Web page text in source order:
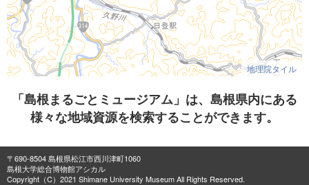
地理院タイル
「島根まるごとミュージアム」は、島根県内にある
様々な地域資源を検索することができます。
〒690-8504 島根県松江市西川津町1060
島根大学総合博物館アシカル
Copyright（C）2021 Shimane University Museum All Rights Reserved.